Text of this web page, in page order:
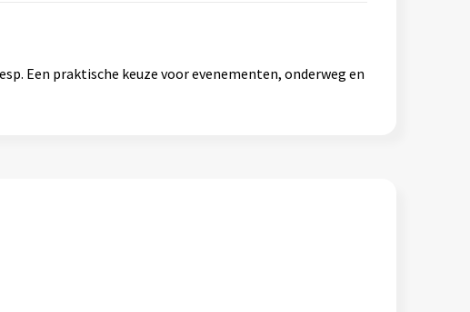
Een praktische keuze voor evenementen, onderweg en